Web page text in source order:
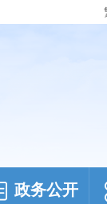
政务公开